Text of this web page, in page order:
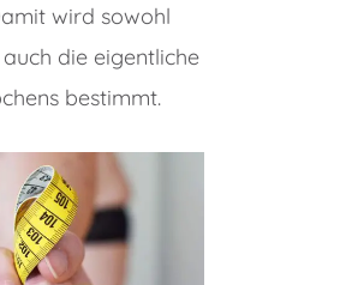
wird sowohl
die eigentliche
bestimmt.